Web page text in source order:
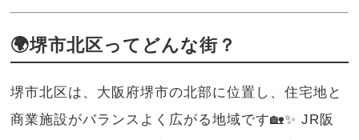
🌍堺市北区ってどんな街？
堺市北区は、大阪府堺市の北部に位置し、住宅地と
商業施設がバランスよく広がる地域です🏡✨ JR阪